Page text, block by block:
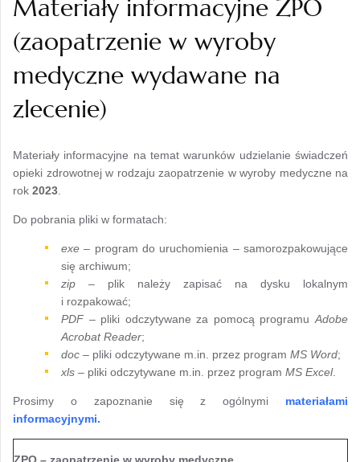
Materiały informacyjne ZPO
(zaopatrzenie w wyroby
medyczne wydawane na
zlecenie)
Materiały informacyjne na temat warunków udzielanie świadczeń
opieki zdrowotnej w rodzaju zaopatrzenie w wyroby medyczne na
rok 2023
Do pobrania pliki w formatach:
exe – program do uruchomienia – samorozpakowujące
się archiwum;
zip – plik należy zapisać na dysku lokalnym
i rozpakować;
PDF – pliki odczytywane za pomocą programu Adobe
Acrobat Reader;
doc – pliki odczytywane m.in. przez program MS Word;
xls – pliki odczytywane m.in. przez program MS Excel.
Prosimy o zapoznanie się z ogólnymi materiałami
informacyjnymi.
ZPO – zaopatrzenie w wyroby medyczne